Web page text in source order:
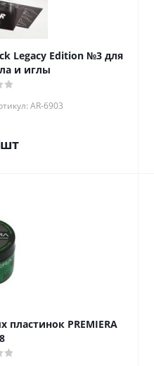
Legacy Edition №3 для
и иглы
AR-6903
PREMIERA